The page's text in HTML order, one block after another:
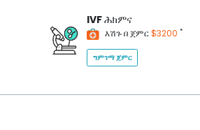
IVFሕክምና
እሽጉ በ ጀምር$3200 *
ግምገማ ጀምር